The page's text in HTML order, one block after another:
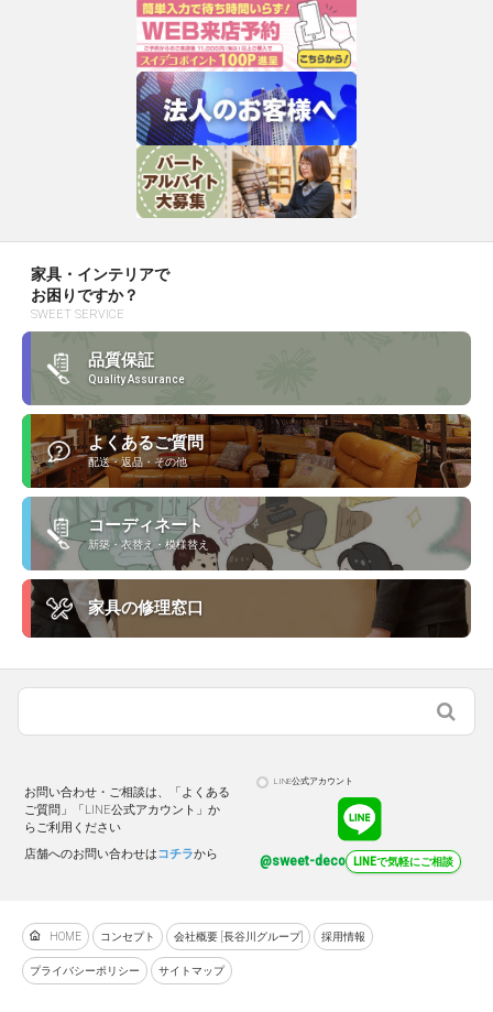
家具・インテリアで
お困りですか？
SWEET SERVICE
品質保証
Quality Assurance
よくあるご質問
配送・返品・その他
コーディネート
新築・衣替え・模様替え
家具の修理窓口
お問い合わせ・ご相談は、「よくある
ご質問」「LINE公式アカウント」か
らご利用ください
店舗へのお問い合わせはコチラから
LINE公式アカウント
@sweet-deco LINEで気軽にご相談
HOME コンセプト 会社概要 [長谷川グループ] 採用情報
プライバシーポリシー サイトマップ